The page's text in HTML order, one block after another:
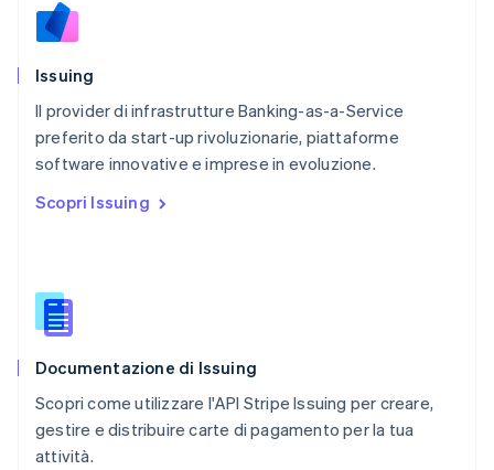
Issuing
Il provider di infrastrutture Banking-as-a-Service
preferito da start-up rivoluzionarie, piattaforme
software innovative e imprese in evoluzione.
Scopri Issuing
Documentazione di Issuing
Scopri come utilizzare l'API Stripe Issuing per creare,
gestire e distribuire carte di pagamento per la tua
attività.
Nederlands
Portogallo
RAS di Hong Kong, Cina
English简体中文
Regno Unito
Repubblica Ceca
Singapore
English
English
Slovenia
Spagna
Español